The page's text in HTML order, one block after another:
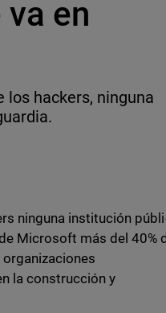
en
hackers, ninguna
ninguna institución
Microsoft más del 40%
la construcción y